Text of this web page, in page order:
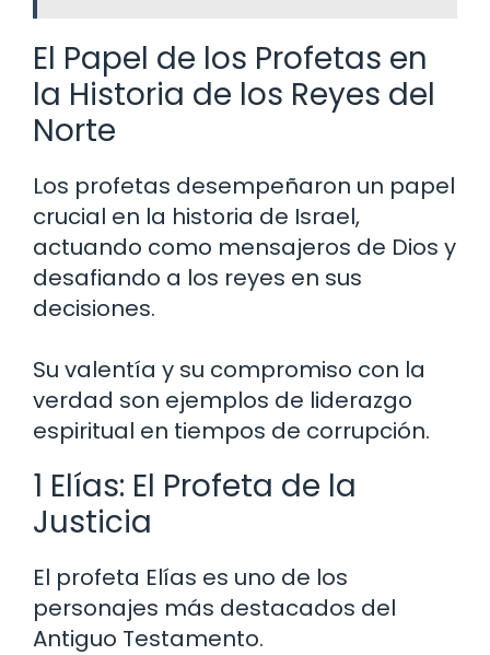
El Papel de los Profetas en
la Historia de los Reyes del
Norte
Los profetas desempeñaron un papel
crucial en la historia de Israel,
actuando como mensajeros de Dios y
desafiando a los reyes en sus
decisiones.
Su valentía y su compromiso con la
verdad son ejemplos de liderazgo
espiritual en tiempos de corrupción.
1 Elías: El Profeta de la
Justicia
El profeta Elías es uno de los
personajes más destacados del
Antiguo Testamento.